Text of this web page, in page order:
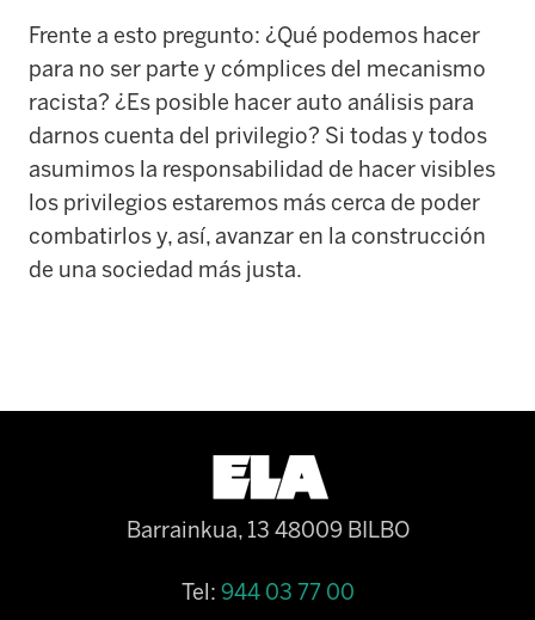
Frente a esto pregunto: ¿Qué podemos hacer
para no ser parte y cómplices del mecanismo
racista? ¿Es posible hacer auto análisis para
darnos cuenta del privilegio? Si todas y todos
asumimos la responsabilidad de hacer visibles
los privilegios estaremos más cerca de poder
combatirlos y, así, avanzar en la construcción
de una sociedad más justa.
Barrainkua, 13 48009 BILBO
Tel: 944 03 77 00